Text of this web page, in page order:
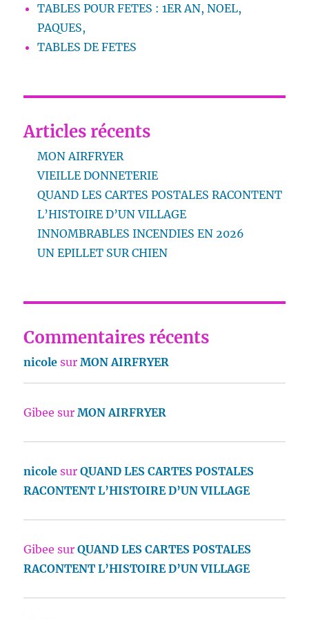
TABLES POUR FETES : 1ER AN, NOEL,
PAQUES,
TABLES DE FETES
Articles récents
MON AIRFRYER
VIEILLE DONNETERIE
QUAND LES CARTES POSTALES RACONTENT
L’HISTOIRE D’UN VILLAGE
INNOMBRABLES INCENDIES EN 2026
UN EPILLET SUR CHIEN
Commentaires récents
nicole surMON AIRFRYER
Gibee surMON AIRFRYER
nicole surQUAND LES CARTES POSTALES
RACONTENT L’HISTOIRE D’UN VILLAGE
Gibee surQUAND LES CARTES POSTALES
RACONTENT L’HISTOIRE D’UN VILLAGE